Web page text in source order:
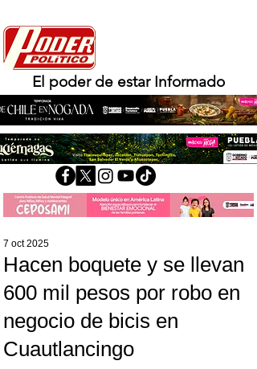
El poder de estar Informado
Hacen boquete y se llevan
600 mil pesos por robo en
negocio de bicis en
Cuautlancingo
7 oct 2025